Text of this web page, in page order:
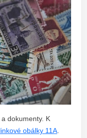
dokumenty. K
obálky 11A